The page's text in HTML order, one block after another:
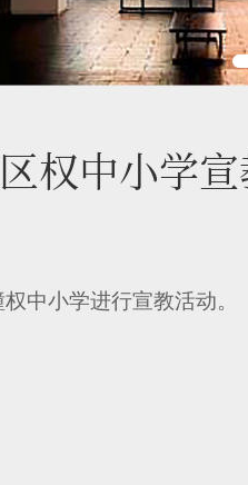
权中小学宣
中小学进行宣教活动。